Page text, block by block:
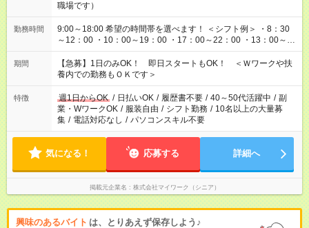
職場です）
勤務時間
9:00～18:00 希望の時間帯を選べます！ ＜シフト例＞ ・8：30
～12：00 ・10：00～19：00 ・17：00～22：00 ・13：00～
22：00 ・22：00～翌6：00 など
期間
【急募】1日のみOK！ 即日スタートもOK！ ＜Ｗワークや扶
養内での勤務もＯＫです＞
特徴 週1日からOK / 日払いOK / 履歴書不要 / 40～50代活躍中 / 副
業・WワークOK / 服装自由 / シフト勤務 / 10名以上の大量募
集 / 電話対応なし / パソコンスキル不要
気になる！ 応募する 詳細へ
掲載元企業名 株式会社マイワーク（シニア）
興味のあるバイト は、とりあえず保存しよう♪